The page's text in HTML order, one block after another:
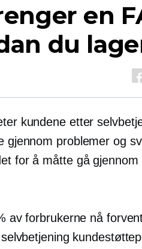
en
du
kundene etter
gjennom problemer og
for å måtte gå gjennom
av forbrukerne nå
selvbetjening